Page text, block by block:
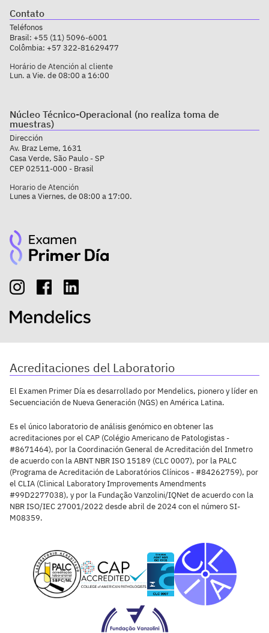
Horário de Atención al cliente
Lun. a Vie. de 08:00 a 16:00
Contato
Teléfonos
Brasil: +55 (11) 5096-6001
Colômbia: +57 322-81629477
Núcleo Técnico-Operacional (no realiza toma de
muestras)
Dirección
Av. Braz Leme, 1631
Casa Verde, São Paulo - SP
CEP 02511-000 - Brasil
Horario de Atención
Lunes a Viernes, de 08:00 a 17:00.
Acreditaciones del Laboratorio
El Examen Primer Día es desarrollado por Mendelics, pionero y líder en
Secuenciación de Nueva Generación (NGS) en América Latina.
Es el único laboratorio de análisis genómico en obtener las
acreditaciones por el CAP (Colégio Americano de Patologistas -
#8671464), por la Coordinación General de Acreditación del Inmetro
de acuerdo con la ABNT NBR ISO 15189 (CLC 0007), por la PALC
(Programa de Acreditación de Laboratórios Clínicos - #84262759), por
el CLIA (Clinical Laboratory Improvements Amendments
#99D2277038), y por la Fundação Vanzolini/IQNet de acuerdo con la
NBR ISO/IEC 27001/2022 desde abril de 2024 con el número SI-
M08359.